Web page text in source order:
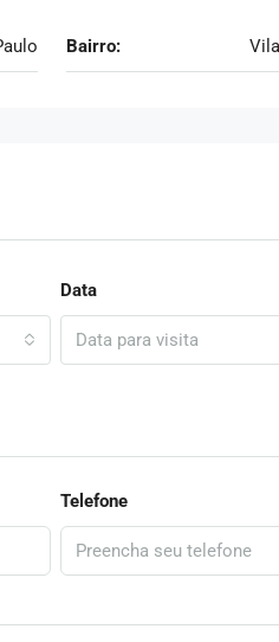
Bairro:
Data
Data para visita
Telefone
de São Paulo, Região Geográfica
de São Paulo, São Paulo, Região